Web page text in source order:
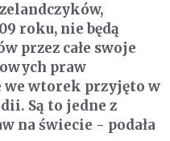
roku, nie będą
przez całe swoje
praw
wtorek przyjęto w
Są to jedne z
na świecie - podała